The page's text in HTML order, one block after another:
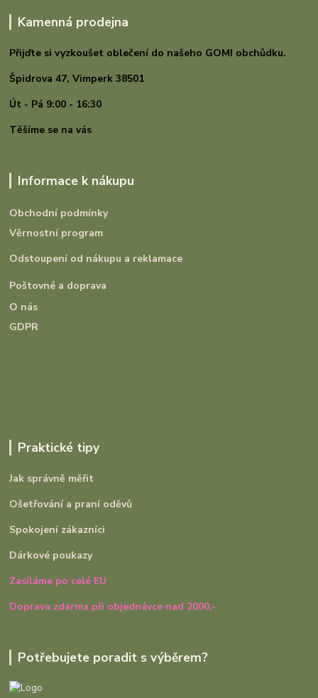
Kamenná prodejna
Přijďte si vyzkoušet oblečení do našeho GOMI obchůdku.
Špidrova 47,Vimperk 38501
Út - Pá 9:00 - 16:30
Těšíme se na vás
Informace k nákupu
Obchodní podmínky
Věrnostní program
Odstoupení od nákupu a reklamace
Poštovné a doprava
O nás
GDPR
Praktické tipy
Jak správně měřit
Ošetřování a praní oděvů
Spokojení zákazníci
Dárkové poukazy
Zasíláme po celé EU
Doprava zdarma při objednávce nad 2000,-
Potřebujete poradit s výběrem?